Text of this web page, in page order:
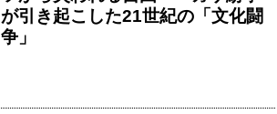
が引き起こした21世紀の「文化闘
争」